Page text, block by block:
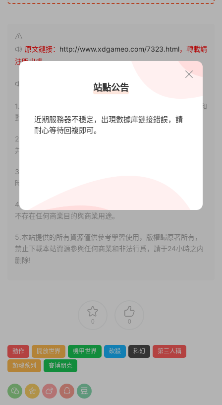
原文鏈接： http://www.xdgameo.com/7323.html，轉載請
注明出處。
1.本站部分内容轉載自其它媒體，但并不代表本站贊同其觀點和
對其真實性負責。
2.若您需要商業運營或用于其他商業活動，請您購買正版授權
并合法使用。
3.如果本站有侵犯、不妥之處的資源，請聯系我們。将會第一
時間解決！
4.本站部分内容均由互聯網收集整理，僅供大家參考、學習，
不存在任何商業目的與商業用途。
5.本站提供的所有資源僅供參考學習使用，版權歸原著所有，
禁止下載本站資源參與任何商業和非法行爲，請于24小時之内
删除!
0 0
動作 開放世界 機甲世界 砍殺 科幻
第三人稱
類魂系列
賽博朋克
站點公告
近期服務器不穩定，出現數據庫鏈接錯誤，請
耐心等待回複即可。